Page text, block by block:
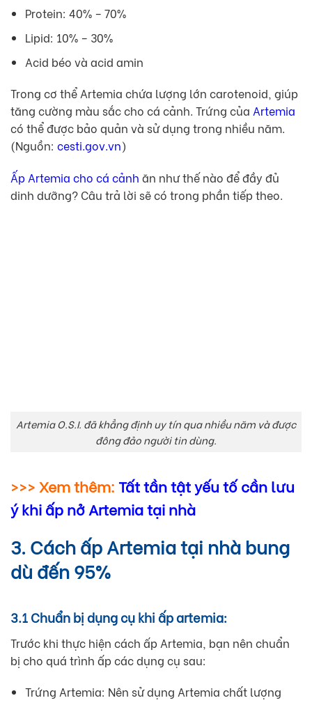
Protein: 40% – 70%
Lipid: 10% – 30%
Acid béo và acid amin
Trong cơ thể Artemia chứa lượng lớn carotenoid, giúp
tăng cường màu sắc cho cá cảnh. Trứng của Artemia
có thể được bảo quản và sử dụng trong nhiều năm.
(Nguồn: cesti.gov.vn)
Ấp Artemia cho cá cảnh ăn như thế nào để đầy đủ
dinh dưỡng? Câu trả lời sẽ có trong phần tiếp theo.
Artemia O.S.I. đã khẳng định uy tín qua nhiều năm và được
đông đảo người tin dùng.
>>> Xem thêm: Tất tần tật yếu tố cần lưu
ý khi ấp nở Artemia tại nhà
3. Cách ấp Artemia tại nhà bung
dù đến 95%
3.1 Chuẩn bị dụng cụ khi ấp artemia:
Trước khi thực hiện cách ấp Artemia, bạn nên chuẩn
bị cho quá trình ấp các dụng cụ sau:
Trứng Artemia: Nên sử dụng Artemia chất lượng